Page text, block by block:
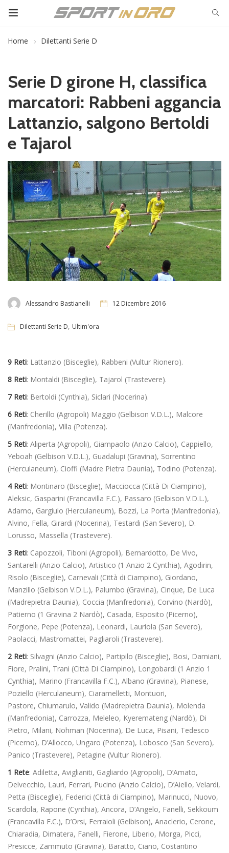
Home Dilettanti Serie D
Serie D girone H, classifica
marcatori: Rabbeni aggancia
Lattanzio, salgono Bertoldi
e Tajarol
Alessandro Bastianelli 12 Dicembre 2016
Dilettanti Serie D, Ultim'ora
9 Reti: Lattanzio (Bisceglie), Rabbeni (Vultur Rionero).
8 Reti: Montaldi (Bisceglie), Tajarol (Trastevere).
7 Reti: Bertoldi (Cynthia), Siclari (Nocerina).
6 Reti: Cherillo (Agropoli) Maggio (Gelbison V.D.L.), Malcore
(Manfredonia), Villa (Potenza).
5 Reti: Aliperta (Agropoli), Giampaolo (Anzio Calcio), Cappiello,
Yeboah (Gelbison V.D.L.), Guadalupi (Gravina), Sorrentino
(Herculaneum), Cioffi (Madre Pietra Daunia), Todino (Potenza).
4 Reti: Montinaro (Bisceglie), Macciocca (Città Di Ciampino),
Aleksic, Gasparini (Francavilla F.C.), Passaro (Gelbison V.D.L.),
Adamo, Gargiulo (Herculaneum), Bozzi, La Porta (Manfredonia),
Alvino, Fella, Girardi (Nocerina), Testardi (San Severo), D.
Lorusso, Massella (Trastevere).
3 Reti: Capozzoli, Tiboni (Agropoli), Bernardotto, De Vivo,
Santarelli (Anzio Calcio), Artistico (1 Anzio 2 Cynthia), Agodirin,
Risolo (Bisceglie), Carnevali (Città di Ciampino), Giordano,
Manzillo (Gelbison V.D.L.), Palumbo (Gravina), Cinque, De Luca
(Madrepietra Daunia), Coccia (Manfredonia), Corvino (Nardò),
Patierno (1 Gravina 2 Nardò), Casada, Esposito (Picerno),
Forgione, Pepe (Potenza), Leonardi, Lauriola (San Severo),
Paolacci, Mastromattei, Pagliaroli (Trastevere).
2 Reti: Silvagni (Anzio Calcio), Partipilo (Bisceglie), Bosi, Damiani,
Fiore, Pralini, Trani (Città Di Ciampino), Longobardi (1 Anzio 1
Cynthia), Marino (Francavilla F.C.), Albano (Gravina), Pianese,
Poziello (Herculaneum), Ciaramelletti, Montuori,
Pastore, Chiumarulo, Valido (Madrepietra Daunia), Molenda
(Manfredonia), Carrozza, Meleleo, Kyeremateng (Nardò), Di
Pietro, Milani, Nohman (Nocerina), De Luca, Pisani, Tedesco
(Picerno), D’Allocco, Ungaro (Potenza), Lobosco (San Severo),
Panico (Trastevere), Petagine (Vultur Rionero).
1 Rete: Adiletta, Aviglianiti, Gagliardo (Agropoli), D’Amato,
Delvecchio, Lauri, Ferrari, Pucino (Anzio Calcio), D’Aiello, Velardi,
Petta (Bisceglie), Federici (Città di Ciampino), Marinucci, Nuovo,
Scardola, Rapone (Cynthia), Ancora, D’Angelo, Fanelli, Sekkoum
(Francavilla F.C.), D’Orsi, Ferraioli (Gelbison), Anaclerio, Cerone,
Chiaradia, Dimatera, Fanelli, Fierone, Liberio, Morga, Picci,
Presicce, Zammuto (Gravina), Baratto, Ciano, Costantino